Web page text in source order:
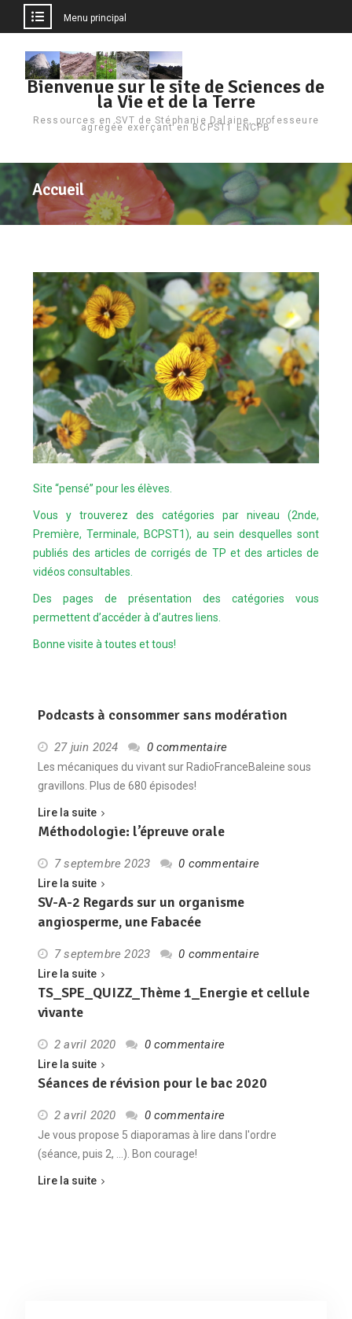
Menu principal
Bienvenue sur le site de Sciences de
la Vie et de la Terre
Ressources en SVT de Stéphanie Dalaine, professeure
agrégée exerçant en BCPST1 ENCPB
Accueil
Site “pensé” pour les élèves.
Vous y trouverez des catégories par niveau (2nde,
Première, Terminale, BCPST1), au sein desquelles sont
publiés des articles de corrigés de TP et des articles de
vidéos consultables.
Des pages de présentation des catégories vous
permettent d’accéder à d’autres liens.
Bonne visite à toutes et tous!
Podcasts à consommer sans modération
27 juin 2024 0 commentaire
Les mécaniques du vivant sur RadioFranceBaleine sous
gravillons. Plus de 680 épisodes!
Lire la suite
Méthodologie: l’épreuve orale
7 septembre 2023 0 commentaire
Lire la suite
SV-A-2 Regards sur un organisme
angiosperme, une Fabacée
7 septembre 2023 0 commentaire
Lire la suite
TS_SPE_QUIZZ_Thème 1_Energie et cellule
vivante
2 avril 2020 0 commentaire
Lire la suite
Séances de révision pour le bac 2020
2 avril 2020 0 commentaire
Je vous propose 5 diaporamas à lire dans l'ordre
(séance, puis 2, ...). Bon courage!
Lire la suite